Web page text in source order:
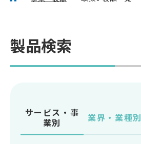
製品検索
サービス・事
業別
業界・業種別